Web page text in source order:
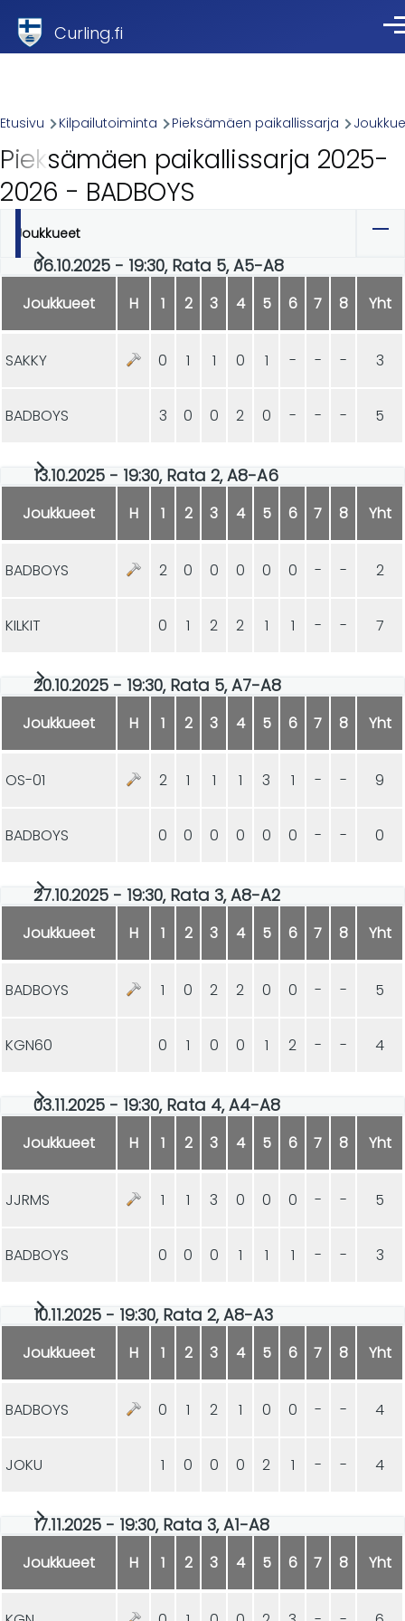
Curling.fi
Breadcrumb
Etusivu Kilpailutoiminta Pieksämäen paikallissarja
Pieksämäen paikallissarja 2025-
2026 - BADBOYS
Ensisijaiset
välilehdet
Joukkueet
06.10.2025 - 19:30, Rata 5, A5-A8
Joukkueet H 1 2 3 4 5 6 7 8 Yht
SAKKY 0 1 1 0 1 - - - 3
BADBOYS 3 0 0 2 0 - - - 5
13.10.2025 - 19:30, Rata 2, A8-A6
Joukkueet H 1 2 3 4 5 6 7 8 Yht
BADBOYS 2 0 0 0 0 0 - - 2
KILKIT 0 1 2 2 1 1 - - 7
20.10.2025 - 19:30, Rata 5, A7-A8
Joukkueet H 1 2 3 4 5 6 7 8 Yht
OS-01 2 1 1 1 3 1 - - 9
BADBOYS 0 0 0 0 0 0 - - 0
27.10.2025 - 19:30, Rata 3, A8-A2
Joukkueet H 1 2 3 4 5 6 7 8 Yht
BADBOYS 1 0 2 2 0 0 - - 5
KGN60 0 1 0 0 1 2 - - 4
03.11.2025 - 19:30, Rata 4, A4-A8
Joukkueet H 1 2 3 4 5 6 7 8 Yht
JJRMS 1 1 3 0 0 0 - - 5
BADBOYS 0 0 0 1 1 1 - - 3
10.11.2025 - 19:30, Rata 2, A8-A3
Joukkueet H 1 2 3 4 5 6 7 8 Yht
BADBOYS 0 1 2 1 0 0 - - 4
JOKU 1 0 0 0 2 1 - - 4
17.11.2025 - 19:30, Rata 3, A1-A8
Joukkueet H 1 2 3 4 5 6 7 8 Yht